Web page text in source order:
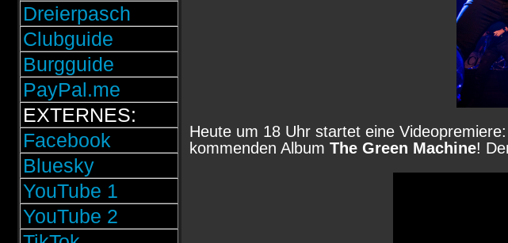
Dreierpasch
Clubguide
Burgguide
PayPal.me
EXTERNES:
Facebook
Bluesky
YouTube 1
YouTube 2
Heute um 18 Uhr startet eine Videopremiere:
kommenden Album The Green Machine!